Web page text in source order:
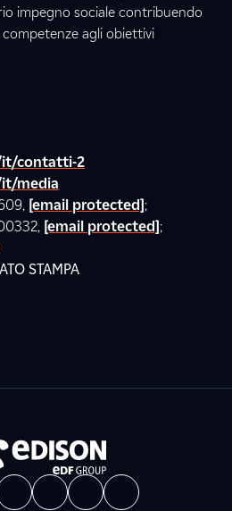
impegno sociale contribuendo
agli obiettivi
contatti-2
media
[email protected];
[email protected];
STAMPA